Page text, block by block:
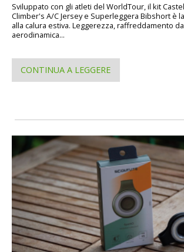
Sviluppato con gli atleti del WorldTour, il kit
Climber's A/C Jersey e Superleggera Bibshort è
alla calura estiva. Leggerezza, raffreddamento
aerodinamica...
CONTINUA A LEGGERE